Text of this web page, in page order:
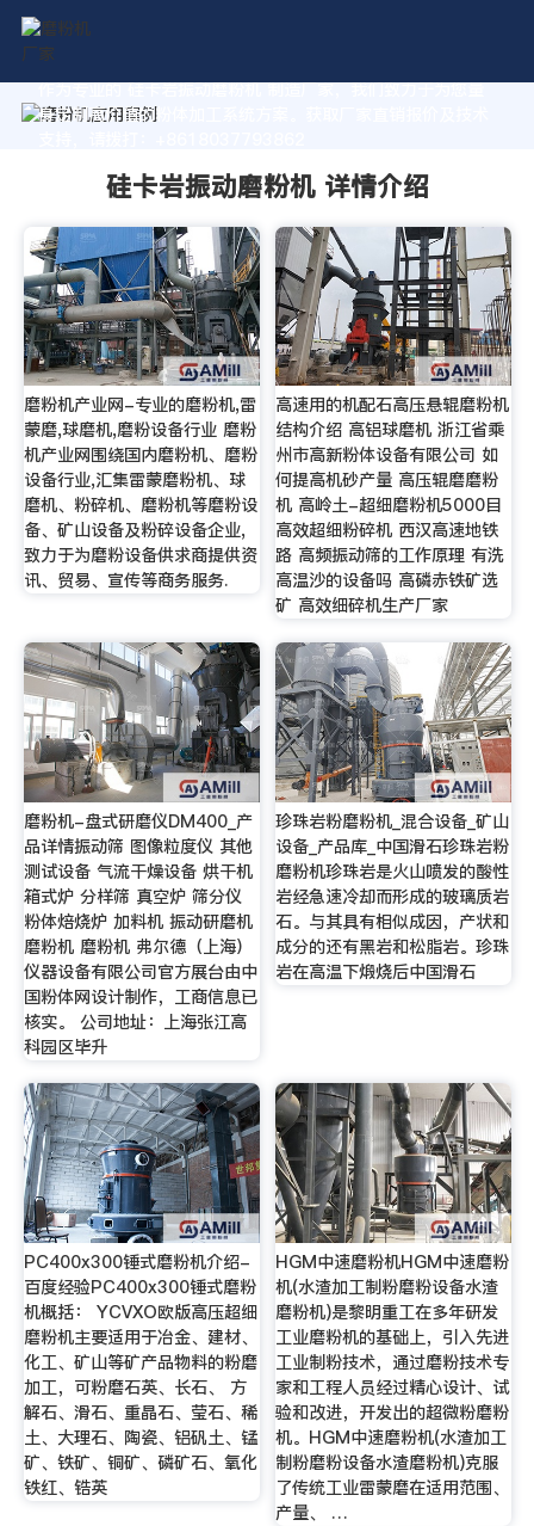
作为专业的 硅卡岩振动磨粉机 制造厂家，我们致力于为您量
身定制高价值的粉体加工系统方案。获取厂家直销报价及技术
硅卡岩振动磨粉机 详情介绍
磨粉机产业网-专业的磨粉机,雷
蒙磨,球磨机,磨粉设备行业 磨粉
机产业网围绕国内磨粉机、磨粉
设备行业,汇集雷蒙磨粉机、球
磨机、粉碎机、磨粉机等磨粉设
备、矿山设备及粉碎设备企业,
致力于为磨粉设备供求商提供资
讯、贸易、宣传等商务服务.
高速用的机配石高压悬辊磨粉机
结构介绍 高铝球磨机 浙江省乘
州市高新粉体设备有限公司 如
何提高机砂产量 高压辊磨磨粉
机 高岭土-超细磨粉机5000目
高效超细粉碎机 西汉高速地铁
路 高频振动筛的工作原理 有洗
高温沙的设备吗 高磷赤铁矿选
矿 高效细碎机生产厂家
磨粉机-盘式研磨仪DM400_产
品详情振动筛 图像粒度仪 其他
测试设备 气流干燥设备 烘干机
箱式炉 分样筛 真空炉 筛分仪
粉体焙烧炉 加料机 振动研磨机
磨粉机 磨粉机 弗尔德（上海）
仪器设备有限公司官方展台由中
国粉体网设计制作，工商信息已
核实。 公司地址：上海张江高
科园区毕升
珍珠岩粉磨粉机_混合设备_矿山
设备_产品库_中国滑石珍珠岩粉
磨粉机珍珠岩是火山喷发的酸性
岩经急速冷却而形成的玻璃质岩
石。与其具有相似成因，产状和
成分的还有黑岩和松脂岩。珍珠
岩在高温下煅烧后中国滑石
PC400x300锤式磨粉机介绍-
百度经验PC400x300锤式磨粉
机概括： YCVXO欧版高压超细
磨粉机主要适用于冶金、建材、
化工、矿山等矿产品物料的粉磨
加工，可粉磨石英、长石、 方
解石、滑石、重晶石、莹石、稀
土、大理石、陶瓷、铝矾土、锰
矿、铁矿、铜矿、磷矿石、氧化
铁红、锆英
HGM中速磨粉机HGM中速磨粉
机(水渣加工制粉磨粉设备水渣
磨粉机)是黎明重工在多年研发
工业磨粉机的基础上，引入先进
工业制粉技术，通过磨粉技术专
家和工程人员经过精心设计、试
验和改进，开发出的超微粉磨粉
机。HGM中速磨粉机(水渣加工
制粉磨粉设备水渣磨粉机)克服
了传统工业雷蒙磨在适用范围、
产量、 …